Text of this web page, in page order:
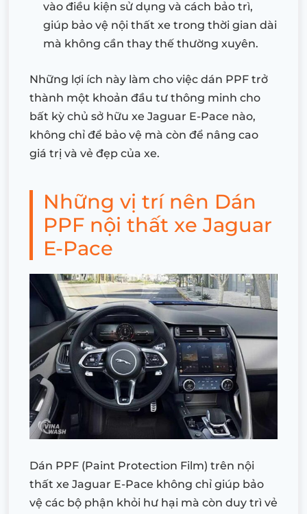
vào điều kiện sử dụng và cách bảo trì,
giúp bảo vệ nội thất xe trong thời gian dài
mà không cần thay thế thường xuyên.
Những lợi ích này làm cho việc dán PPF trở
thành một khoản đầu tư thông minh cho
bất kỳ chủ sở hữu xe Jaguar E-Pace nào,
không chỉ để bảo vệ mà còn để nâng cao
giá trị và vẻ đẹp của xe.
Những vị trí nên Dán
PPF nội thất xe Jaguar
E-Pace
Dán PPF (Paint Protection Film) trên nội
thất xe Jaguar E-Pace không chỉ giúp bảo
vệ các bộ phận khỏi hư hại mà còn duy trì vẻ